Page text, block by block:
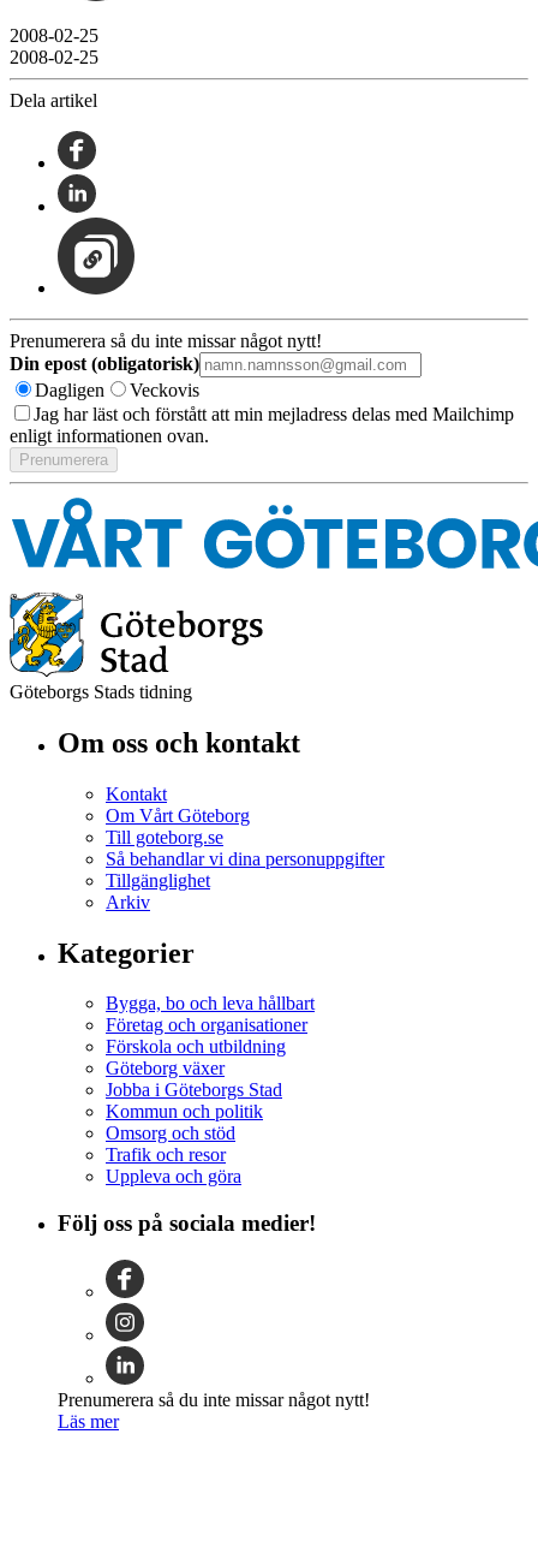
2008-02-25
2008-02-25
Dela artikel
Prenumerera så du inte missar något nytt!
Din epost (obligatorisk)
Dagligen
Veckovis
Jag har läst och förstått att min mejladress delas med Mailchimp
enligt informationen ovan.
Göteborgs Stads tidning
Om oss och kontakt
Kontakt
Om Vårt Göteborg
Till goteborg.se
Så behandlar vi dina personuppgifter
Tillgänglighet
Arkiv
Kategorier
Bygga, bo och leva hållbart
Företag och organisationer
Förskola och utbildning
Göteborg växer
Jobba i Göteborgs Stad
Kommun och politik
Omsorg och stöd
Trafik och resor
Uppleva och göra
Följ oss på sociala medier!
Prenumerera så du inte missar något nytt!
Läs mer